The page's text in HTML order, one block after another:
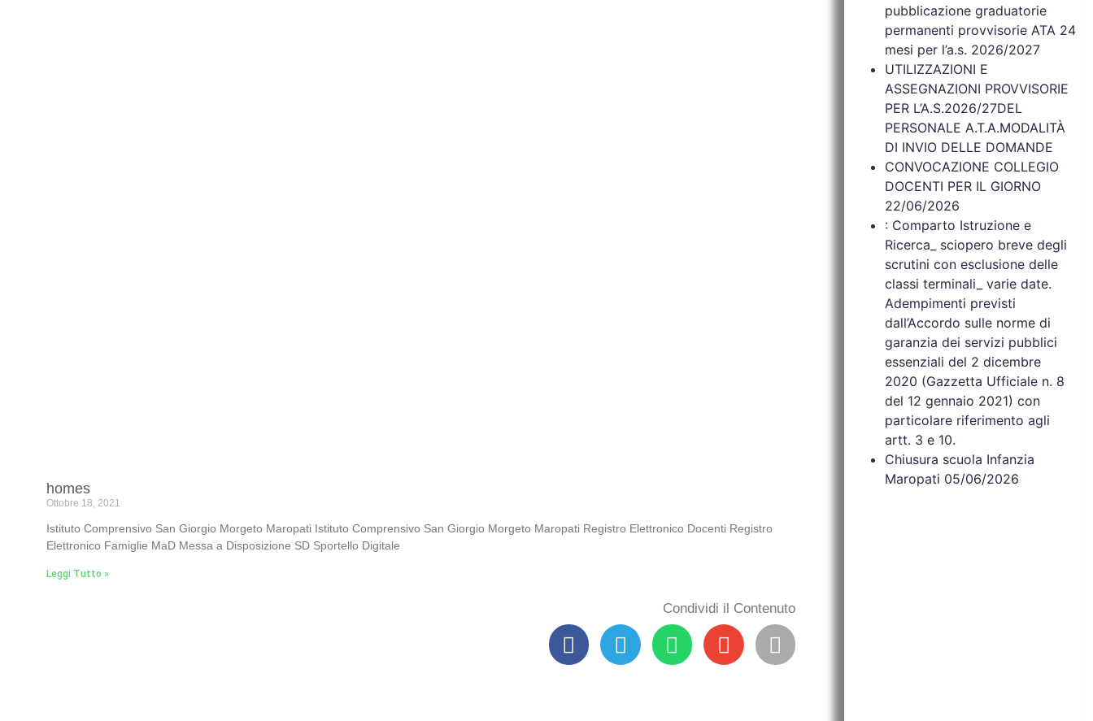
homes
Ottobre 18, 2021
Istituto Comprensivo San Giorgio Morgeto Maropati Istituto Comprensivo San Giorgio Morgeto Maropati Registro Elettronico Docenti Registro
Elettronico Famiglie MaD Messa a Disposizione SD Sportello Digitale
Leggi Tutto »
Condividi il Contenuto
pubblicazione graduatorie
permanenti provvisorie ATA 24
mesi per l’a.s. 2026/2027
UTILIZZAZIONI E
ASSEGNAZIONI PROVVISORIE
PER L’A.S.2026/27DEL
PERSONALE A.T.A.MODALITÀ
DI INVIO DELLE DOMANDE
CONVOCAZIONE COLLEGIO
DOCENTI PER IL GIORNO
22/06/2026
: Comparto Istruzione e
Ricerca_ sciopero breve degli
scrutini con esclusione delle
classi terminali_ varie date.
Adempimenti previsti
dall’Accordo sulle norme di
garanzia dei servizi pubblici
essenziali del 2 dicembre
2020 (Gazzetta Ufficiale n. 8
del 12 gennaio 2021) con
particolare riferimento agli
artt. 3 e 10.
Chiusura scuola Infanzia
Maropati 05/06/2026